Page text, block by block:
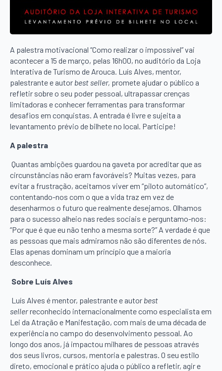
A palestra motivacional “Como realizar o impossível” vai
acontecer a 15 de março, pelas 16h00, no auditório da Loja
Interativa de Turismo de Arouca. Luís Alves, mentor,
palestrante e autor best seller, promete ajudar o público a
refletir sobre o seu poder pessoal, ultrapassar crenças
limitadoras e conhecer ferramentas para transformar
desafios em conquistas. A entrada é livre e sujeita a
levantamento prévio de bilhete no local. Participe!
A palestra
Quantas ambições guardou na gaveta por acreditar que as
circunstâncias não eram favoráveis? Muitas vezes, para
evitar a frustração, aceitamos viver em “piloto automático”,
contentando-nos com o que a vida traz em vez de
desenharmos o futuro que realmente desejamos. Olhamos
para o sucesso alheio nas redes sociais e perguntamo-nos:
“Por que é que eu não tenho a mesma sorte?” A verdade é que
as pessoas que mais admiramos não são diferentes de nós.
Elas apenas dominam um princípio que a maioria
desconhece.
Sobre Luís Alves
Luís Alves é mentor, palestrante e autor best
sellerreconhecido internacionalmente como especialista em
Lei da Atração e Manifestação, com mais de uma década de
experiência no campo do desenvolvimento pessoal. Ao
longo dos anos, já impactou milhares de pessoas através
dos seus livros, cursos, mentoria e palestras. O seu estilo
direto, emocional e prático ajuda o público a refletir, agir e